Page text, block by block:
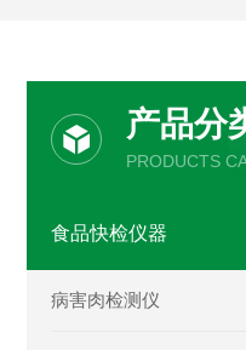
产品分
PRODUCTS
食品快检仪器
病害肉检测仪